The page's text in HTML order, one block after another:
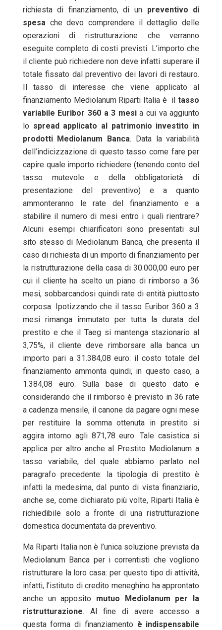
richiesta di finanziamento, di un preventivo di
spesache devo comprendere il dettaglio delle
operazioni di ristrutturazione che verranno
eseguite completo di costi previsti. L’importo che
il cliente può richiedere non deve infatti superare il
totale fissato dal preventivo dei lavori di restauro.
Il tasso di interesse che viene applicato al
finanziamento Mediolanum Riparti Italia è iltasso
variabile Euribor 360 a 3 mesia cui va aggiunto
lo spread applicato al patrimonio investito in
prodotti Mediolanum Banca. Data la variabilità
dell’indicizzazione di questo tasso come fare per
capire quale importo richiedere (tenendo conto del
tasso mutevole e della obbligatorietà di
presentazione del preventivo) e a quanto
ammonteranno le rate del finanziamento e a
stabilire il numero di mesi entro i quali rientrare?
Alcuni esempi chiarificatori sono presentati sul
sito stesso di Mediolanum Banca, che presenta il
caso di richiesta di un importo di finanziamento per
la ristrutturazione della casa di 30.000,00 euro per
cui il cliente ha scelto un piano di rimborso a 36
mesi, sobbarcandosi quindi rate di entità piuttosto
corposa. Ipotizzando che il tasso Euribor 360 a 3
mesi rimanga immutato per tutta la durata del
prestito e che il Taeg si mantenga stazionario al
3,75%, il cliente deve rimborsare alla banca un
importo pari a 31.384,08 euro: il costo totale del
finanziamento ammonta quindi, in questo caso, a
1.384,08 euro. Sulla base di questo dato e
considerando che il rimborso è previsto in 36 rate
a cadenza mensile, il canone da pagare ogni mese
per restituire la somma ottenuta in prestito si
aggira intorno agli 871,78 euro. Tale casistica si
applica per altro anche al Prestito Mediolanum a
tasso variabile, del quale abbiamo parlato nel
paragrafo precedente: la tipologia di prestito è
infatti la medesima, dal punto di vista finanziario,
anche se, come dichiarato più volte, Riparti Italia è
richiedibile solo a fronte di una ristrutturazione
domestica documentata da preventivo.
Ma Riparti Italia non è l’unica soluzione prevista da
Mediolanum Banca per i correntisti che vogliono
ristrutturare la loro casa: per questo tipo di attività,
infatti, l’istituto di credito meneghino ha approntato
anche un apposito mutuo Mediolanum per la
ristrutturazione. Al fine di avere accesso a
questa forma di finanziamento è indispensabile